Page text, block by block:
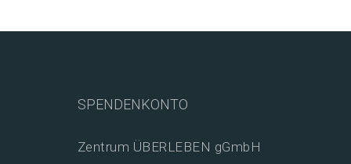
SPENDENKONTO
Zentrum ÜBERLEBEN gGmbH